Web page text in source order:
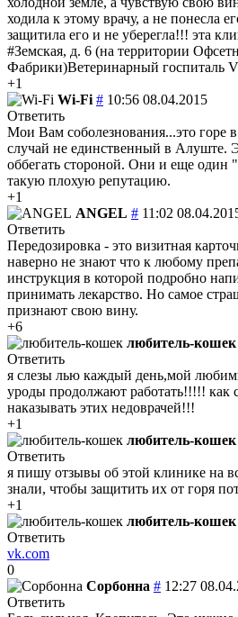
ходила к этому врачу, а не понесла
защитила его и не уберегла!!! эта
‪#‎Земская‬, д. 6 (на территории
Фабрики)Ветеринарный госпиталь
+1
Wi-Fi # 10:56 08.04.2015
Ответить
Мои Вам соболезнования...это горе
случай не единственный в Алуште.
оббегать стороной. Они и еще
такую плохую репутацию.
+1
ANGEL # 11:02
Ответить
Передозировка - это визитная
наверно не знают что к любому
инструкция в которой подробно
принимать лекарство. Но самое
признают свою вину.
+6
любитель-кошек
Ответить
я слезы лью каждый день,мой
уроды продолжают работать!!!!! как
наказывать этих недоврачей!!!
+1
любитель-кошек
Ответить
я пишу отзывы об этой клинике на
знали, чтобы защитить их от горя
+1
любитель-кошек
Ответить
vk.com
0
Сорбонна # 12:27
Ответить